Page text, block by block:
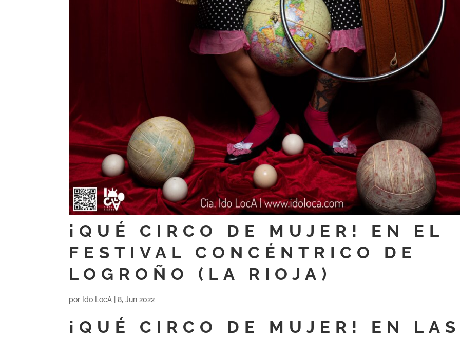
¡QUÉ CIRCO DE MUJER! EN EL
FESTIVAL CONCÉNTRICO DE
LOGROÑO (LA RIOJA)
por Ido LocA |8, Jun 2022
¡QUÉ CIRCO DE MUJER! EN